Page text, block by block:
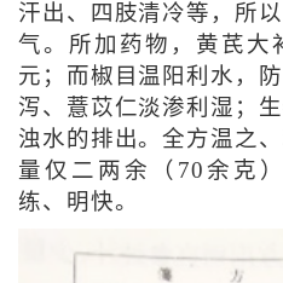
汗出、四肢清冷等，所
气。所加药物，黄芪大
元；而椒目温阳利水，
泻、薏苡仁淡渗利湿；
浊水的排出。全方温之
量仅二两余（70余克
练、明快。